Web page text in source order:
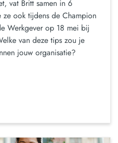
vat Britt samen in 6
ook tijdens de Champion
Werkgever op 18 mei bij
van deze tips zou je
jouw organisatie?